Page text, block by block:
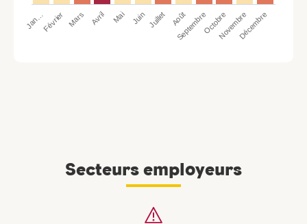
Jan…Février Mars Avril Mai Juin Juillet Août
SeptembreOctobreNovembreDécembre
Secteurs employeurs